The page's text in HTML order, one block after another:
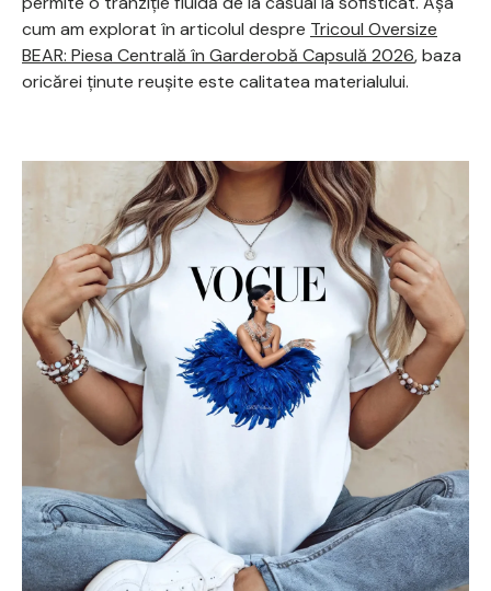
cum am explorat în articolul despre Tricoul Oversize
BEAR: Piesa Centrală în Garderobă Capsulă 2026, baza
oricărei ținute reușite este calitatea materialului.